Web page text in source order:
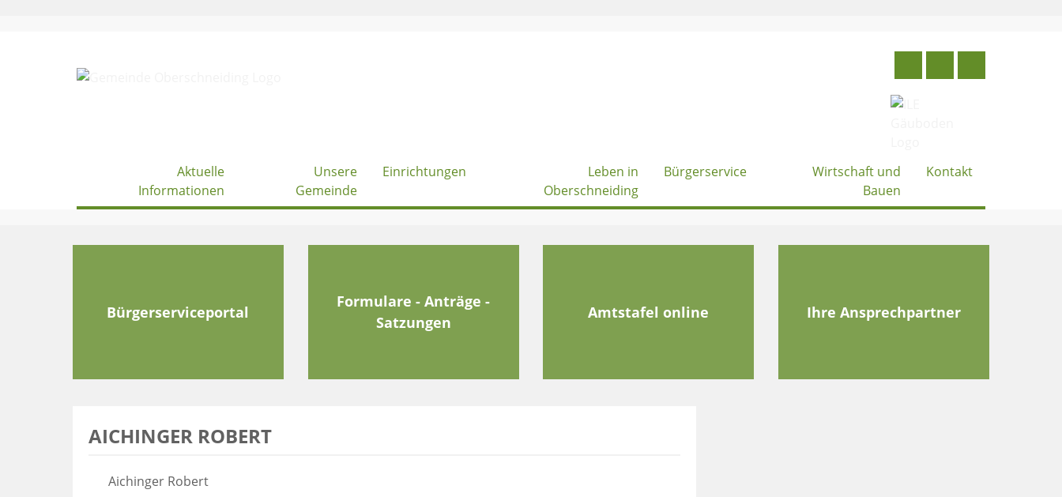
Aktuelle
Informationen
Unsere
Gemeinde
Einrichtungen
Leben in
Oberschneiding
Bürgerservice
Wirtschaft und
Bauen
Kontakt
Bürgerserviceportal
Formulare - Anträge -
Satzungen
Amtstafel online Ihre Ansprechpartner
AICHINGER ROBERT
Aichinger Robert